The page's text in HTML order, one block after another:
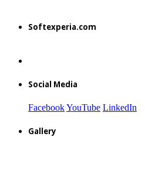
Softexperia.com
Social Media
FacebookYouTube LinkedIn
Gallery